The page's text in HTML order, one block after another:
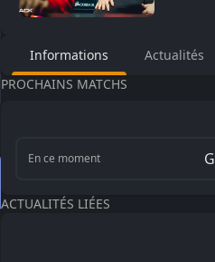
Informations Actualités
PROCHAINS MATCHS
En ce moment
ACTUALITÉS LIÉES